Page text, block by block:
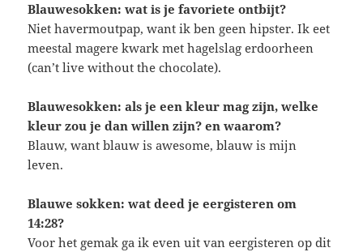
Blauwesokken: wat is je favoriete ontbijt?
Niet havermoutpap, want ik ben geen hipster. Ik eet
meestal magere kwark met hagelslag erdoorheen
(can’t live without the chocolate).
Blauwesokken: als je een kleur mag zijn, welke
kleur zou je dan willen zijn? en waarom?
Blauw, want blauw is awesome, blauw is mijn
leven.
Blauwe sokken: wat deed je eergisteren om
14:28?
Voor het gemak ga ik even uit van eergisteren op dit